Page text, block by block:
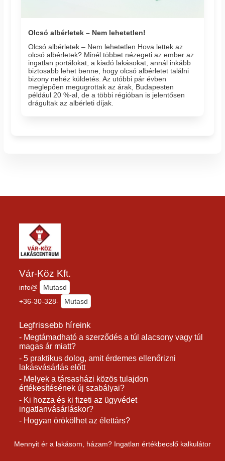
Olcsó albérletek – Nem lehetetlen!
Olcsó albérletek – Nem lehetetlen Hova lettek az
olcsó albérletek? Minél többet nézegeti az ember az
ingatlan portálokat, a kiadó lakásokat, annál inkább
biztosabb lehet benne, hogy olcsó albérletet találni
bizony nehéz küldetés. Az utóbbi pár évben
meglepően megugrottak az árak, Budapesten
például 20 %-al, de a többi régióban is jelentősen
drágultak az albérleti díjak.
Vár-Köz Kft.
info@
Mutasd
+36-30-328-
Mutasd
Legfrissebb híreink
- Megtámadható a szerződés a túl alacsony vagy túl
magas ár miatt?
- 5 praktikus dolog, amit érdemes ellenőrizni
lakásvásárlás előtt
- Melyek a társasházi közös tulajdon
értékesítésének új szabályai?
- Ki hozza és ki fizeti az ügyvédet
ingatlanvásárláskor?
- Hogyan örökölhet az élettárs?
Mennyit ér a lakásom, házam? Ingatlan értékbecslő kalkulátor